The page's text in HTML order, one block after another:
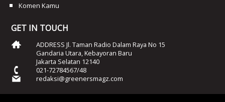
Komen Kamu
GET IN TOUCH
ADDRESS Jl. Taman Radio Dalam Raya No 15
Gandaria Utara, Kebayoran Baru
Jakarta Selatan 12140
021-72784567/48
redaksi@greenersmagz.com